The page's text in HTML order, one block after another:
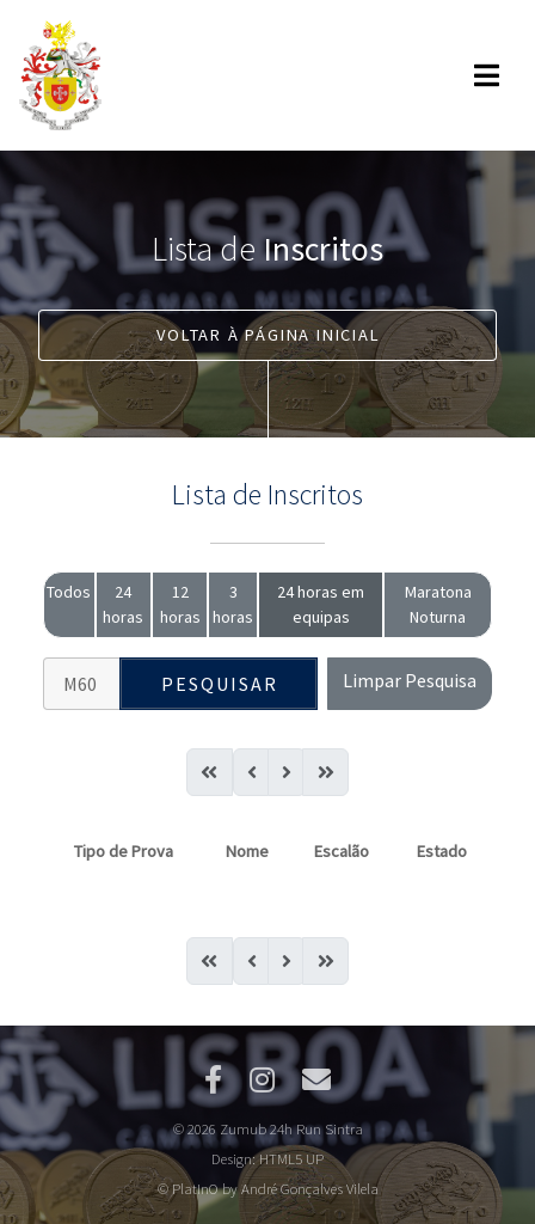
Lista deInscritos
VOLTAR À PÁGINA INICIAL
Lista de Inscritos
Todos
24
horas
12
horas
3
horas
24 horas em
equipas
Maratona
Noturna
PESQUISAR Limpar Pesquisa
Tipo de Prova Nome Escalão Estado
© 2026 Zumub 24h Run Sintra
Design:HTML5 UP
© PlatInO by André Gonçalves Vilela